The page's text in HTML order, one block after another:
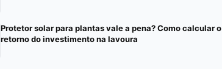
Protetor solar para plantas vale a pena? Como calcular o
retorno do investimento na lavoura